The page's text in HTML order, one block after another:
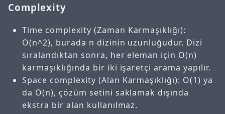
Complexity
Time complexity (Zaman Karmaşıklığı):
O(n^2), burada n dizinin uzunluğudur. Dizi
sıralandıktan sonra, her eleman için O(n)
karmaşıklığında bir iki işaretçi arama yapılır.
Space complexity (Alan Karmaşıklığı): O(1) ya
da O(n), çözüm setini saklamak dışında
ekstra bir alan kullanılmaz.